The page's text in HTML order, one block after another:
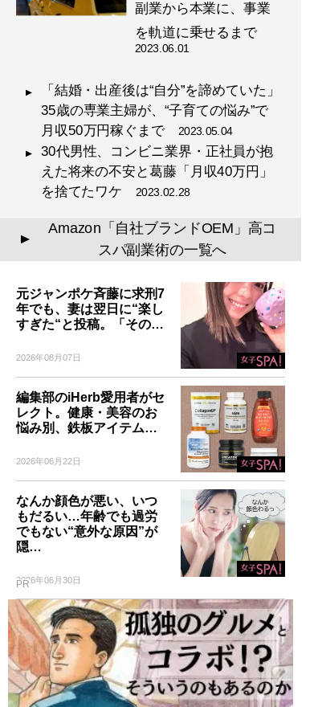
副業から本業に、事業
を軌道に乗せるまで
2023.06.01
「結婚・出産後は“自分”を諦めていた」
35歳の専業主婦が、“子育ての悩み”で
月収50万円稼ぐまで 2023.05.04
30代男性、コンビニ業界・正社員が抱
えた将来の不安と葛藤「月収40万円」
を捨てたワケ 2023.02.28
▲
Amazon「自社ブランドOEM」高コ
スパ副業術の一覧へ
元ジャンポケ斉藤に求刑7
年でも、妻は翌日に“楽し
すぎた“と投稿。「その…
2026年08月07日
編集部のiHerb愛用者がセ
レクト。健康・美容のお
悩み別、鉄板アイテム…
2026年06月22日
なんか顔色が悪い、いつ
もだるい…年齢でも過労
でもない“意外な原因”が
隠…
2026年06月30日
PR